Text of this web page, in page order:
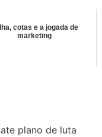
cotas e a jogada de
marketing